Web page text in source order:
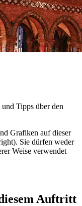
Tipps über den
Grafiken auf dieser
Sie dürfen weder
Weise verwendet
Auftritt